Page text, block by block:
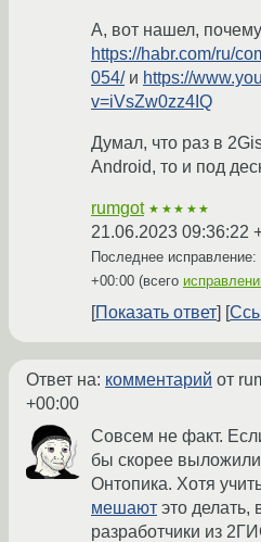
А, вот нашел,
https://habr.com/ru/
054/и https://
v=iVsZw0zz4IQ
Думал, что раз в
Android, то и под
rumgot ★★★★★
21.06.2023 09:36:22
Последнее исправление:
+00:00 (всего
Показать ответ
Ответ на: комментарий от
+00:00
Совсем не факт.
бы скорее
Онтопика. Хотя
мешают это
разработчики из